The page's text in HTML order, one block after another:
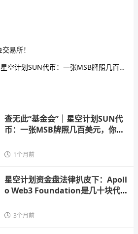
易所！
代币：一张MSB牌照几百美元，你信的是Web3还是空气？
查无此“基金会”｜星空计划SUN代
币：一张MSB牌照几百美元，你信
1个月前
星空计划资金盘法律扒皮下：Apoll
o Web3 Foundation是几十块代办
3个月前